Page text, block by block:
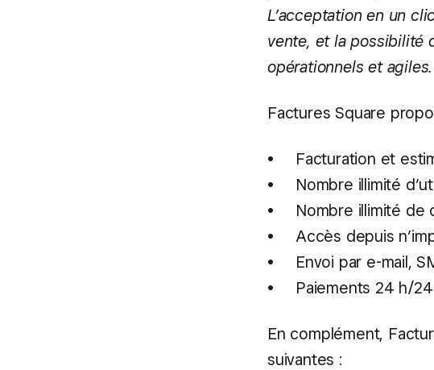
L’acceptation en un
vente, et la possibilité
opérationnels et
Factures Square
Facturation et
Nombre illimité
Nombre illimité de
Accès depuis
Envoi par e-mail,
Paiements 24 h/
En complément,
suivantes :